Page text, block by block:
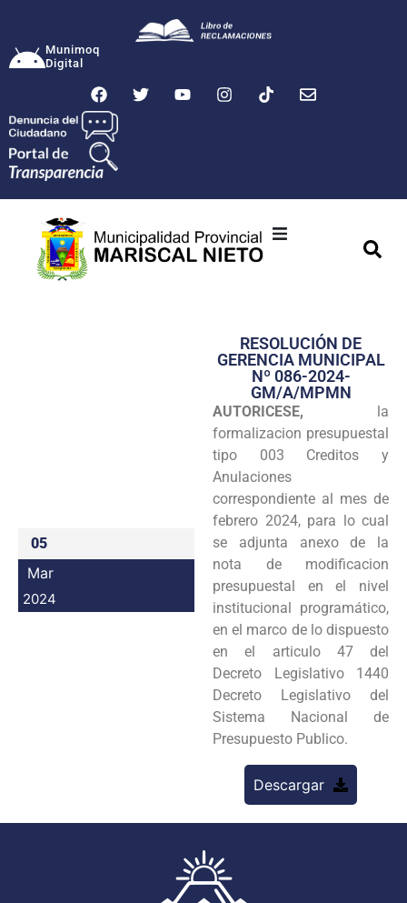
Munimoq
Digital
Transparencia
Seguridad
Programas
Intranet
05
Mar
2024
RESOLUCIÓN DE
GERENCIA MUNICIPAL
Nº 086-2024-
GM/A/MPMN
AUTORICESE, la
formalizacion presupuestal
tipo 003 Creditos y
Anulaciones
correspondiente al mes de
febrero 2024, para lo cual
se adjunta anexo de la
nota de modificacion
presupuestal en el nivel
institucional programático,
en el marco de lo dispuesto
en el articulo 47 del
Decreto Legislativo 1440
Decreto Legislativo del
Sistema Nacional de
Presupuesto Publico.
Descargar